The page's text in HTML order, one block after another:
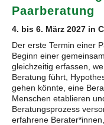
Paarberatung
4. bis 6. März 2027 in
Der erste Termin einer
Beginn einer
gleichzeitig erfassen,
Beratung führt,
gehen könnte, eine
Menschen etablieren
Beratungsprozess
erfahrene